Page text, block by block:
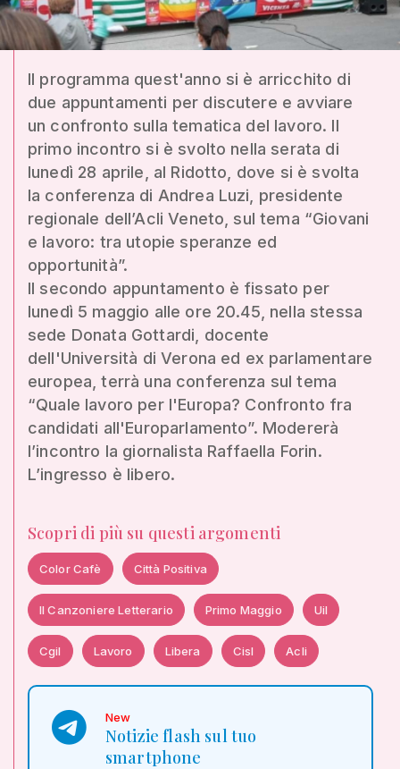
Il programma quest'anno si è arricchito di
due appuntamenti per discutere e avviare
un confronto sulla tematica del lavoro. Il
primo incontro si è svolto nella serata di
lunedì 28 aprile, al Ridotto, dove si è svolta
la conferenza di Andrea Luzi, presidente
regionale dell’Acli Veneto, sul tema “Giovani
e lavoro: tra utopie speranze ed
opportunità”.
Il secondo appuntamento è fissato per
lunedì 5 maggio alle ore 20.45, nella stessa
sede Donata Gottardi, docente
dell'Università di Verona ed ex parlamentare
europea, terrà una conferenza sul tema
“Quale lavoro per l'Europa? Confronto fra
candidati all'Europarlamento”. Modererà
l’incontro la giornalista Raffaella Forin.
L’ingresso è libero.
Scopri di più su questi argomenti
Color Cafè Città Positiva
Il Canzoniere Letterario Primo Maggio Uil
Cgil Lavoro Libera Cisl Acli
New
Notizie flash sul tuo
smartphone